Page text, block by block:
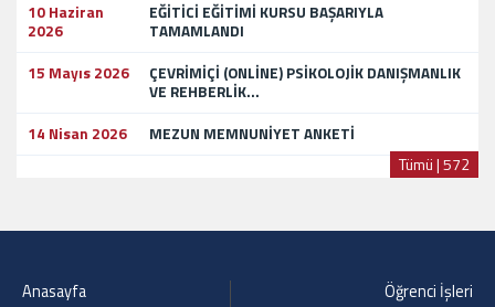
10 Haziran
2026
EĞİTİCİ EĞİTİMİ KURSU BAŞARIYLA
TAMAMLANDI
15 Mayıs 2026
ÇEVRİMİÇİ (ONLİNE) PSİKOLOJİK DANIŞMANLIK
VE REHBERLİK...
14 Nisan 2026
MEZUN MEMNUNİYET ANKETİ
Tümü | 572
Anasayfa
Öğrenci İşleri